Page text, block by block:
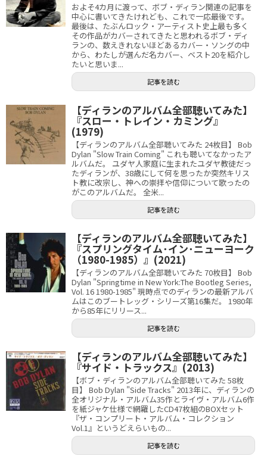
およそ4カ月に渡って、ボブ・ディラン関連の記事を
中心に書いてきたけれども、これで一応最後です。
最後は、たぶんロック・アーティスト史上最も多く
その作品がカバーされてきたと思われるボブ・ディ
ランの、数えきれないほどあるカバー・ソングの中
から、わたしが選んだ名カバー、ベスト20を紹介し
たいと思いま...
記事を読む
【ディランのアルバム全部聴いてみた】
『スロー・トレイン・カミング』
(1979)
【ディランのアルバム全部聴いてみた 24枚目】 Bob
Dylan "Slow Train Coming" これも聴いてなかったア
ルバムだ。 ユダヤ人家庭に生まれたユダヤ教徒だっ
たディランが、38歳にして何を思ったか突然キリス
ト教に改宗し、神への崇拝や信仰について歌ったの
がこのアルバムだ。 全米...
記事を読む
【ディランのアルバム全部聴いてみた】
『スプリングタイム･イン･ニューヨーク
（1980-1985）』(2021)
【ディランのアルバム全部聴いてみた 70枚目】 Bob
Dylan "Springtime in New York:The Bootleg Series,
Vol. 16 1980-1985" 現時点でのディランの最新アルバ
ムはこのブートレッグ・シリーズ第16集だ。 1980年
から85年にリリース...
記事を読む
【ディランのアルバム全部聴いてみた】
『サイド・トラックス』(2013)
【ボブ・ディランのアルバム全部聴いてみた 58枚
目】 Bob Dylan "Side Tracks" 2013年に、ディランの
全オリジナル・アルバム35作とライヴ・アルバム6作
を紙ジャケ仕様で網羅したCD47枚組のBOXセット
『ザ・コンプリート・アルバム・コレクション
Vol.1』というどえらいもの...
記事を読む